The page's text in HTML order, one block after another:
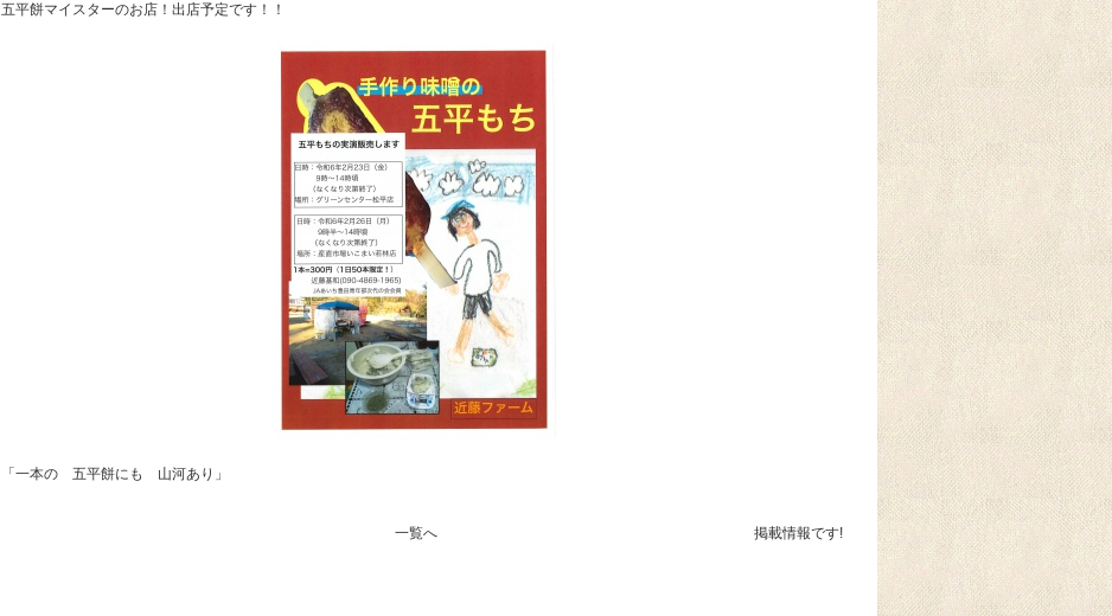
五平餅マイスターのお店！出店予定です！！
「一本の 五平餅にも 山河あり」
一覧へ 掲載情報です!